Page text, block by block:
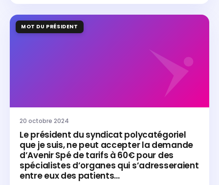
MOT DU PRÉSIDENT
20 octobre 2024
Le président du syndicat polycatégoriel
que je suis, ne peut accepter la demande
d’Avenir Spé de tarifs à 60€ pour des
spécialistes d’organes qui s’adresseraient
entre eux des patients…